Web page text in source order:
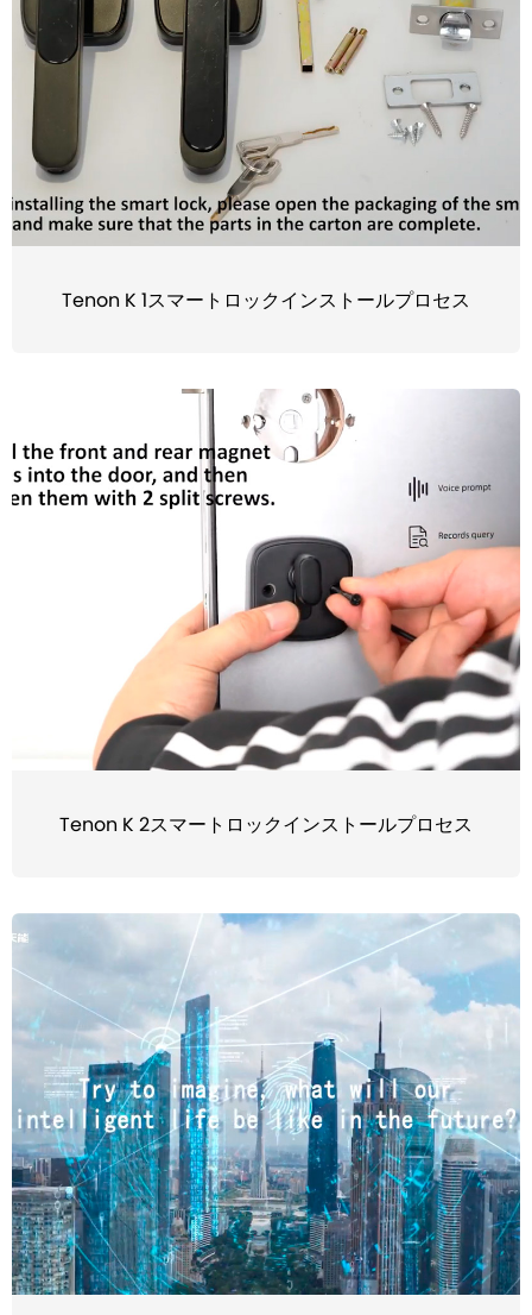
Tenon K 1スマートロックインストールプロセス
Tenon K 2スマートロックインストールプロセス